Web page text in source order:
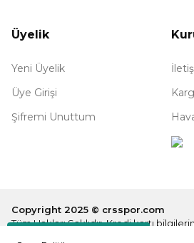
Destek Hattı
Üyelik
Yeni Üyelik
Üye Girişi
Şifremi Unuttum
Copyright 2025 © crsspor.com
Tüm Hakları Saklıdır. Kredi kartı